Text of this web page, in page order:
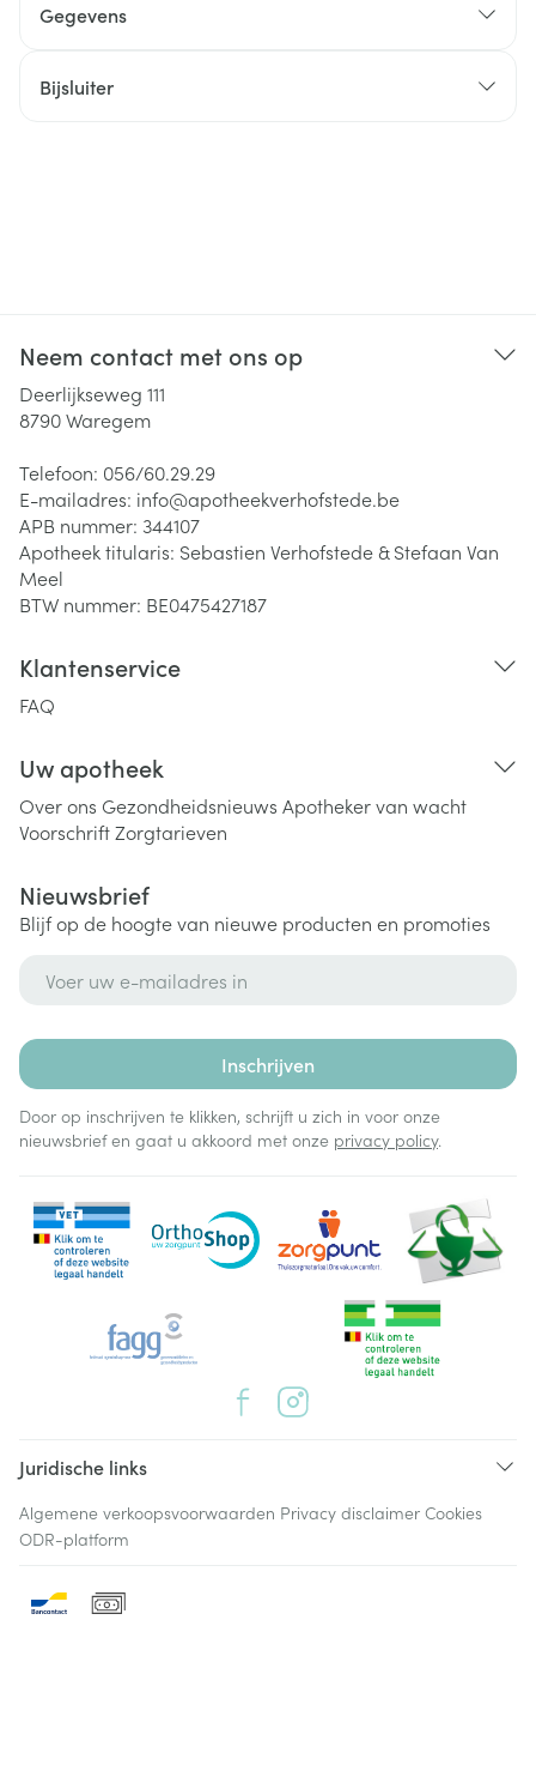
Gegevens
Bijsluiter
Neem contact met ons op
Deerlijkseweg 111
8790Waregem
Telefoon: 056/60.29.29
E-mailadres: info@apotheekverhofstede.be
APB nummer: 344107
Apotheek titularis: Sebastien Verhofstede & Stefaan Van
Meel
BTW nummer: BE0475427187
Klantenservice
FAQ
Uw apotheek
Over ons Gezondheidsnieuws Apotheker van wacht
VoorschriftZorgtarieven
Nieuwsbrief
Blijf op de hoogte van nieuwe producten en promoties
Inschrijven
Door op inschrijven te klikken, schrijft u zich in voor onze
nieuwsbrief en gaat u akkoord met onze privacy policy.
Juridische links
Algemene verkoopsvoorwaarden Privacy disclaimer Cookies
ODR-platform